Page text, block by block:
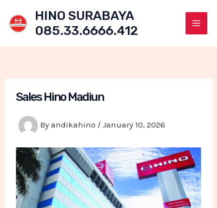
content
HINO SURABAYA
085.33.6666.412
Sales Hino Madiun
Byandikahino /January 10, 2026